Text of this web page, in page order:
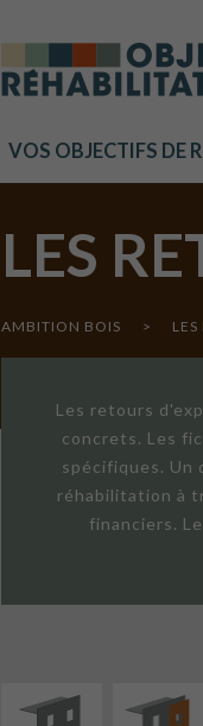
VOS OBJECTIFS DE
LES
AMBITION BOIS > LES
Les retours
concrets. Les
spécifiques. Un
réhabilitation à
financiers.
ISOLATION